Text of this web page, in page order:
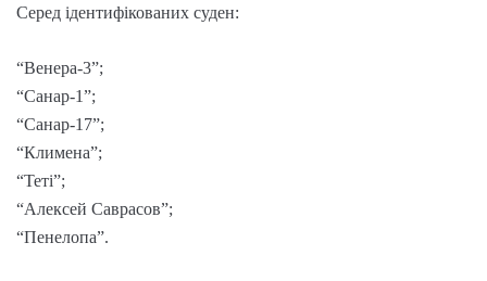
Серед ідентифікованих суден:
“Венера-3”;
“Санар-1”;
“Санар-17”;
“Климена”;
“Теті”;
“Алексей Саврасов”;
“Пенелопа”.